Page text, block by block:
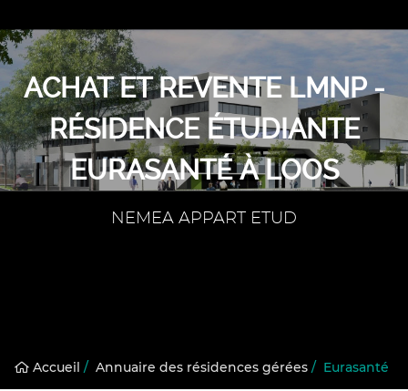
ACHAT ET REVENTE LMNP -
RÉSIDENCE ÉTUDIANTE
EURASANTÉ À LOOS
NEMEA APPART ETUD
Accueil / Annuaire des résidences gérées / Eurasanté